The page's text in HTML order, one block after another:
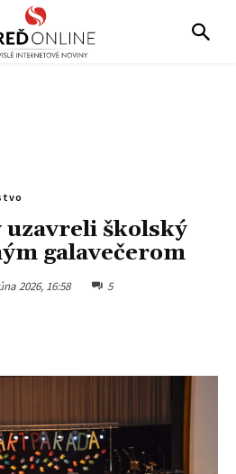
uzavreli školský
galavečerom
2026, 16:58 5